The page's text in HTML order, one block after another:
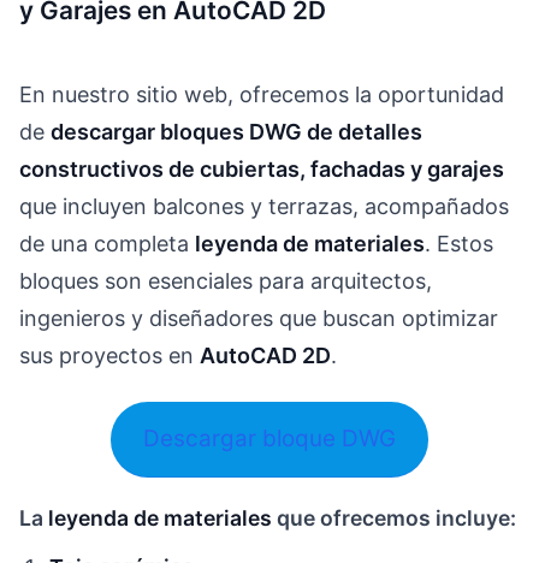
y Garajes en AutoCAD 2D
En nuestro sitio web, ofrecemos la oportunidad
de descargar bloques DWG de detalles
constructivos de cubiertas, fachadas y garajes
que incluyen balcones y terrazas, acompañados
de una completa leyenda de materiales. Estos
bloques son esenciales para arquitectos,
ingenieros y diseñadores que buscan optimizar
sus proyectos en AutoCAD 2D.
Descargar bloque DWG
La leyenda de materiales que ofrecemos incluye: